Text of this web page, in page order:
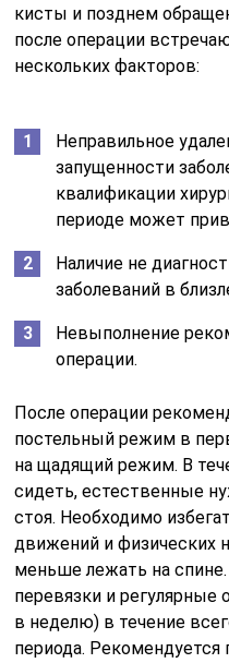
кисты и позднем
после операции
нескольких факторов:
Неправильное
запущенности
квалификации
периоде может
Наличие не
заболеваний в
Невыполнение
операции.
После операции
постельный режим в
на щадящий режим. В
сидеть, естественные
стоя. Необходимо
движений и физических
меньше лежать на
перевязки и регулярные
в неделю) в течение
периода. Рекомендуется